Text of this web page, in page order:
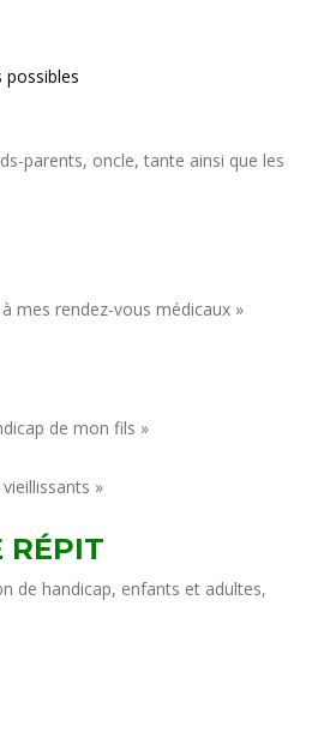
possibles
parents, oncle, tante ainsi que les
mes rendez-vous médicaux »
de mon fils »
»
RÉPIT
de handicap, enfants et adultes,